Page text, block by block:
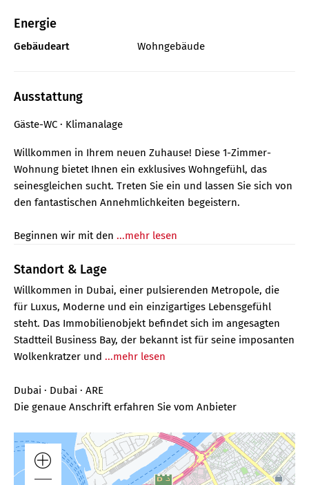
Energie
Gebäudeart Wohngebäude
Ausstattung
Gäste-WC Klimanalage
Willkommen in Ihrem neuen Zuhause! Diese 1-Zimmer-
Wohnung bietet Ihnen ein exklusives Wohngefühl, das
seinesgleichen sucht. Treten Sie ein und lassen Sie sich von
den fantastischen Annehmlichkeiten begeistern.
Beginnen wir mit den ...mehr lesen
Standort & Lage
Willkommen in Dubai, einer pulsierenden Metropole, die
für Luxus, Moderne und ein einzigartiges Lebensgefühl
steht. Das Immobilienobjekt befindet sich im angesagten
Stadtteil Business Bay, der bekannt ist für seine imposanten
Wolkenkratzer und ...mehr lesen
Dubai · Dubai · ARE
Die genaue Anschrift erfahren Sie vom Anbieter